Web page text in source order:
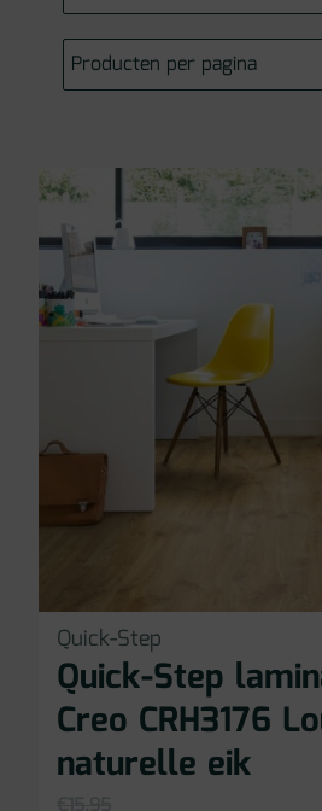
Quick-Step
Quick-Step
Creo CRH3176
naturelle eik